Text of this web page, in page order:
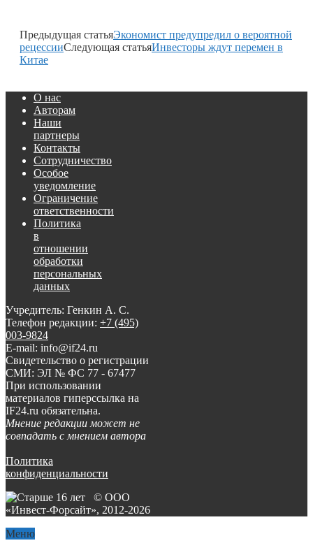
Предыдущая статьяЭкономист предупредил о вероятной
рецессииСледующая статьяИнвесторы ждут перемен в
Китае
О нас
Авторам
Наши
партнеры
Контакты
Сотрудничество
Особое
уведомление
Ограничение
ответственности
Политика
в
отношении
обработки
персональных
данных
Учредитель: Генкин А. С.
Телефон редакции: +7 (495)
003-9824
E-mail: info@if24.ru
Свидетельство о регистрации
СМИ: ЭЛ № ФС 77 - 67477
При использовании
материалов гиперссылка на
IF24.ru обязательна.
Мнение редакции может не
совпадать с мнением автора
Политика
конфиденциальности
© ООО
«Инвест-Форсайт», 2012-2026
Меню